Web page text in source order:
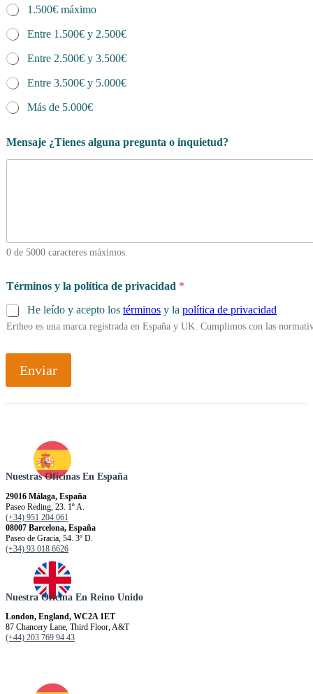
1.500€ máximo
Entre 1.500€ y 2.500€
Entre 2.500€ y 3.500€
Entre 3.500€ y 5.000€
Más de 5.000€
Mensaje ¿Tienes alguna pregunta o inquietud?
0 de 5000 caracteres máximos.
Términos y la política de privacidad *
He leído y acepto los términos y la política de privacidad
Ertheo es una marca registrada en España y UK. Cumplimos con las
Enviar
Nuestras Oficinas En España
29016 Málaga, España
Paseo Reding, 23. 1º A.
(+34) 951 204 061
08007 Barcelona, España
Paseo de Gracia, 54. 3º D.
(+34) 93 018 6626
Nuestra Oficina En Reino Unido
London, England, WC2A 1ET
87 Chancery Lane, Third Floor, A&T
(+44) 203 769 94 43